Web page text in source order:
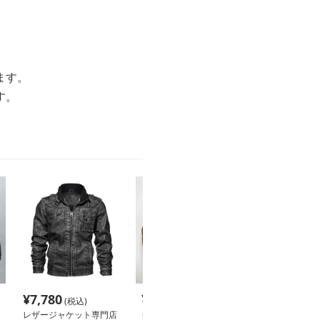
。
¥7,780(税込)
レザージャケット専門店
¥
レザージャケット専門店